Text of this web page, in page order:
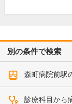
別の条件で検索
森町病院前駅
診療科目から